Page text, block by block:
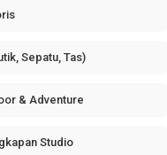
Sepatu, Tas)
& Adventure
Studio